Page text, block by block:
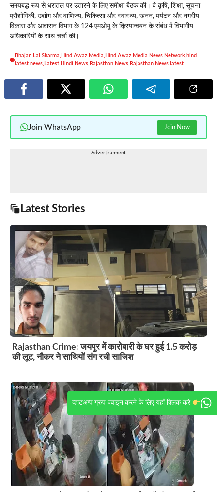
व्हाटअप्प ग्रुप ज्वाइन करने के लिए यहाँ क्लिक करे
समयबद्ध रूप से धरातल पर उतारने के लिए समीक्षा बैठक की। वे कृषि, शिक्षा, सूचना
प्रौद्योगिकी, उद्योग और वाणिज्य, चिकित्सा और स्वास्थ्य, खनन, पर्यटन और नगरीय
विकास और आवासन विभाग के 124 एमओयू के क्रियान्वयन के संबंध में विभागीय
अधिकारियों के साथ चर्चा की।
Bhajan Lal Sharma Hind Awaz Media Hind Awaz Media News Network hind
latest news Latest Hindi News Rajasthan News Rajasthan News latest
Join WhatsApp Join Now
---Advertisement---
Latest Stories
Rajasthan Crime: जयपुर में कारोबारी के घर हुई 1.5 करोड़
की लूट, नौकर ने साथियों संग रची साजिश